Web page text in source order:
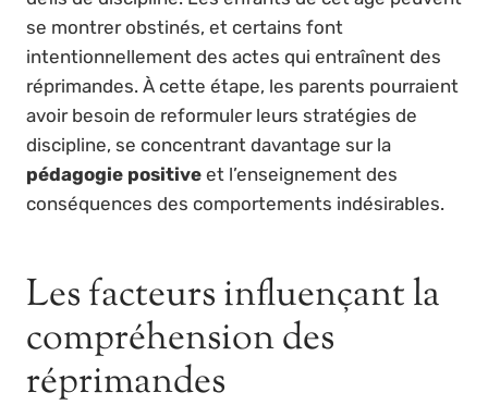
se montrer obstinés, et certains font
intentionnellement des actes qui entraînent des
réprimandes. À cette étape, les parents pourraient
avoir besoin de reformuler leurs stratégies de
discipline, se concentrant davantage sur la
pédagogie positive et l’enseignement des
conséquences des comportements indésirables.
Les facteurs influençant la
compréhension des
réprimandes